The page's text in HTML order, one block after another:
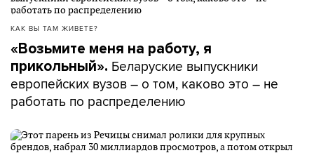
КАК ВЫ ТАМ ЖИВЕТЕ?
«Возьмите меня на работу, я
прикольный». Беларуские выпускники
европейских вузов – о том, каково это – не
работать по распределению